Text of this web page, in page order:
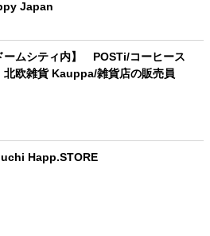
Japan
ームシティ内】 POSTi/コーヒース
北欧雑貨 Kauppa/雑貨店の販売員
Happ.STORE